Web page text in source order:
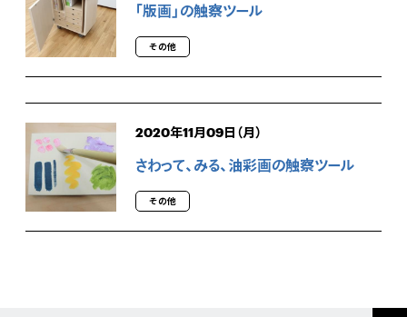
｢版画」の触察ツール
その他
2020年11月09日（月）
さわって、みる、油彩画の触察ツール
その他